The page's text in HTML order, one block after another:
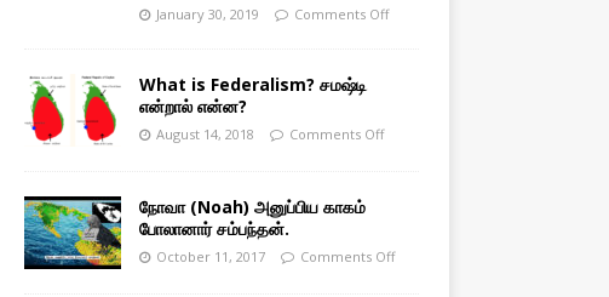
January 30, 2019 Comments Off
What is Federalism? சமஷ்டி
என்றால் என்ன?
August 14, 2018 Comments Off
நோவா (Noah) அனுப்பிய காகம்
போலானார் சம்பந்தன்.
October 11, 2017 Comments Off